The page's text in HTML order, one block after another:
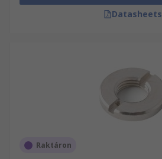
Datasheets
Raktáron